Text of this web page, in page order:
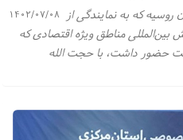
۱۴۰۲/۰۷/۰۸
که به نمایندگی از
مناطق ویژه اقتصادی که
حضور داشت، با حجت الله